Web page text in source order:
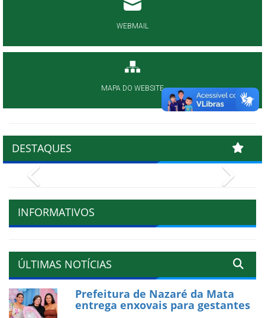
WEBMAIL
MAPA DO WEBSITE
DESTAQUES
INFORMATIVOS
ÚLTIMAS NOTÍCIAS
Prefeitura de Nazaré da Mata
entrega enxovais para gestantes